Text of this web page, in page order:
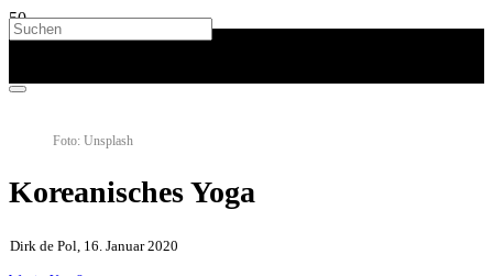
Foto: Unsplash
Koreanisches Yoga
Dirk de Pol, 16. Januar 2020